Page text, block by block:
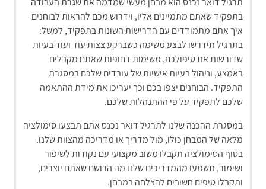
בתפקיד שאתם מתמיינים אליו, וידרוש מכם להראות לבוחנים
איך אתם מתמודדים עם הדרישות השונות בתפקיד, למשל:
בתרגיל תידרשו לבצע משימה כשברקע צצות עוד ועוד בעיות
שדורשות את טיפולכם, משימות דחופות שאתם מקבלים
באמצע, וניהול בעיות אישיות של עובדים שלכם במסגרת
התפקיד. הבוחנים יצפו בכם וכך יעריכו את מידת ההתאמה
שלכם לתפקיד על פי ההתנהלות שלכם.
במסגרת ההכנה שלנו לתרגיל דואר נכנס אתם תבצעו סימולציה
מלאה של המבחן כולו, מול מדריך או מדריכה מהצוות שלנו.
בסוף הסימולציה תקבלו משוב מקצועי עם נקודות לשיפור
ושימור, תשמעו מהמדריכים שלנו מה הרושם שאתם יוצרים,
ותקבלו טיפים חשובים להצלחה במבחן.